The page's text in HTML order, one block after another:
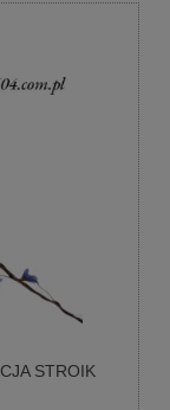
STROIK